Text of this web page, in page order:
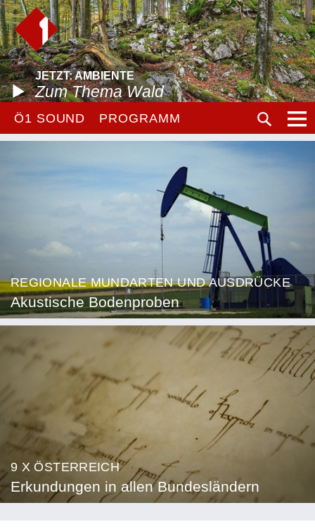
JETZT: AMBIENTE
Zum Thema Wald
Ö1 SOUND PROGRAMM
REGIONALE MUNDARTEN UND AUSDRÜCKE
Akustische Bodenproben
9 X ÖSTERREICH
Erkundungen in allen Bundesländern